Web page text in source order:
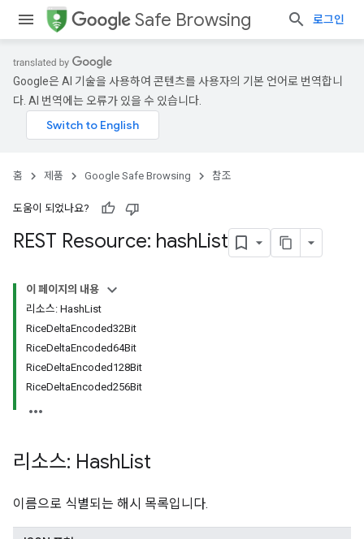
Safe Browsing 로그인
Google은 AI 기술을 사용하여 콘텐츠를 사용자의 기본 언어로 번역합니
다. AI 번역에는 오류가 있을 수 있습니다.
홈 제품 Google Safe Browsing 참조
도움이 되었나요?
REST Resource: hashList
이 페이지의 내용
리소스: HashList
RiceDeltaEncoded32Bit
RiceDeltaEncoded64Bit
RiceDeltaEncoded128Bit
RiceDeltaEncoded256Bit
리소스: HashList
이름으로 식별되는 해시 목록입니다.